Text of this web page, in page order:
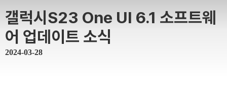
갤럭시S23 One UI 6.1 소프트웨
어 업데이트 소식
2024-03-28